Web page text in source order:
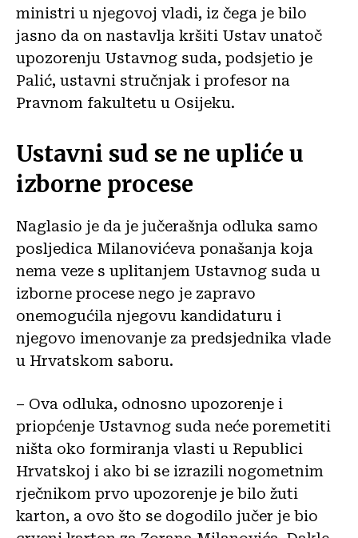
ministri u njegovoj vladi, iz čega je bilo
jasno da on nastavlja kršiti Ustav unatoč
upozorenju Ustavnog suda, podsjetio je
Palić, ustavni stručnjak i profesor na
Pravnom fakultetu u Osijeku.
Ustavni sud se ne upliće u
izborne procese
Naglasio je da je jučerašnja odluka samo
posljedica Milanovićeva ponašanja koja
nema veze s uplitanjem Ustavnog suda u
izborne procese nego je zapravo
onemogućila njegovu kandidaturu i
njegovo imenovanje za predsjednika vlade
u Hrvatskom saboru.
– Ova odluka, odnosno upozorenje i
priopćenje Ustavnog suda neće poremetiti
ništa oko formiranja vlasti u Republici
Hrvatskoj i ako bi se izrazili nogometnim
rječnikom prvo upozorenje je bilo žuti
karton, a ovo što se dogodilo jučer je bio